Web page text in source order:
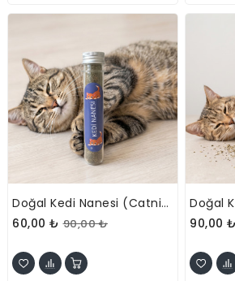
Doğal Kedi Nanesi (Catnip) - 45 Ml Tüp - Pratik Ve Taze
60,00 ₺ 90,00 ₺
90,00 ₺